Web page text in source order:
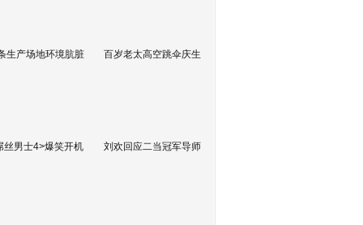
生产场地环境肮脏 百岁老太高空跳伞庆生
丝男士4>爆笑开机 刘欢回应二当冠军导师